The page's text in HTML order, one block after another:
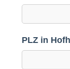
PLZ in